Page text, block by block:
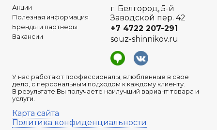
Акции
Полезная информация
Бренды и партнеры
Вакансии
У нас работают профессионалы, влюбленные в свое
дело, с персональным подходом к каждому клиенту.
В результате Вы получаете наилучший вариант товара и
услуги.
Карта сайта
Политика конфиденциальности
г. Белгород, 5-й
Заводской пер. 42
+7 4722 207-291
souz-shinnikov.ru